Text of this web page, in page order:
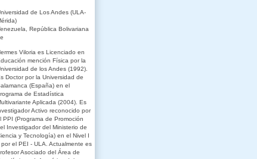
de Los Andes (ULA-
República Bolivariana
Viloria es Licenciado en
mención Física por la
de los Andes (1992).
Doctor por la Universidad de
(España) en el
de Estadística
Aplicada (2004). Es
Activo reconocido por
PPI (Programa de Promoción
Investigador del Ministerio de
y Tecnología) en el Nivel I
por el PEI - ULA. Actualmente es
Asociado del Área de